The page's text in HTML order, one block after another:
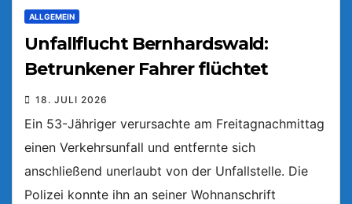
ALLGEMEIN
Unfallflucht Bernhardswald:
Betrunkener Fahrer flüchtet
18. JULI 2026
Ein 53-Jähriger verursachte am Freitagnachmittag
einen Verkehrsunfall und entfernte sich
anschließend unerlaubt von der Unfallstelle. Die
Polizei konnte ihn an seiner Wohnanschrift